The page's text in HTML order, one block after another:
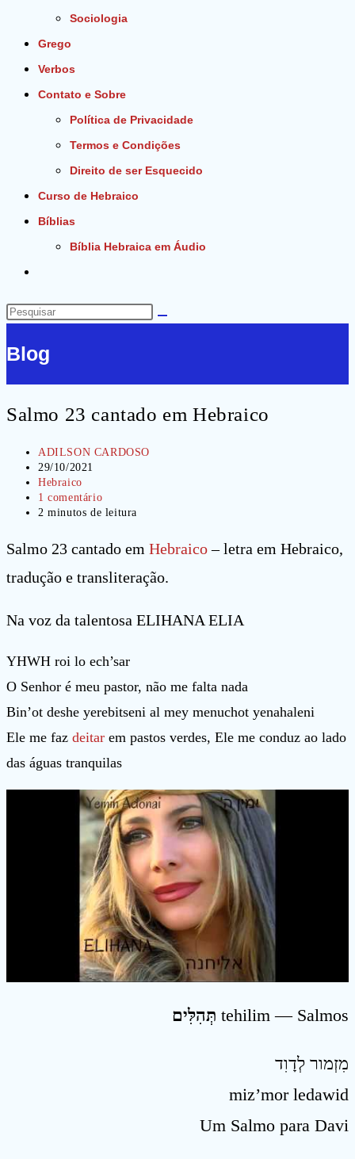
Sociologia
Grego
Verbos
Contato e Sobre
Política de Privacidade
Termos e Condições
Direito de ser Esquecido
Curso de Hebraico
Bíblias
Bíblia Hebraica em Áudio
do
site
Pesquisar
site
Blog
Salmo 23 cantado em Hebraico
Autor
do
post:
ADILSON CARDOSO
Post
publicado:
29/10/2021
Categoria
do
post:
Hebraico
Comentários
do
1 comentário
Tempo
leitura:
2 minutos de leitura
Salmo 23 cantado em Hebraico– letra em Hebraico,
tradução e transliteração.
Na voz da talentosa ELIHANA ELIA
YHWH roi lo ech’sar
O Senhor é meu pastor, não me falta nada
Bin’ot deshe yerebitseni al mey menuchot yenahaleni
Ele me faz deitar em pastos verdes, Ele me conduz ao lado
das águas tranquilas
תְּהִלִּים tehilim — Salmos
מִזְמור לְדָוִד
miz’mor ledawid
Um Salmo para Davi